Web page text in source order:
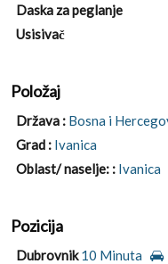
Daska za peglanje
Usisivač
Položaj
Država : Bosna i
Grad : Ivanica
Oblast/ naselje: : Ivanica
Pozicija
Dubrovnik 10 Minuta